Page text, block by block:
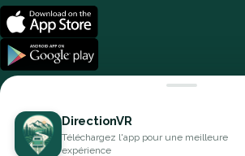
© 2026 DirectionVR. Tous droits
DirectionVR
Téléchargez l'app pour une meilleure
expérience